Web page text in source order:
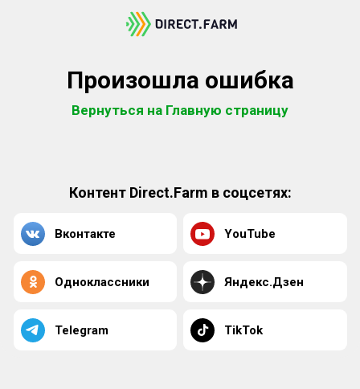
Произошла ошибка
Вернуться на Главную страницу
Контент Direct.Farm в соцсетях:
Вконтакте YouTube
Одноклассники Яндекс.Дзен
Telegram TikTok